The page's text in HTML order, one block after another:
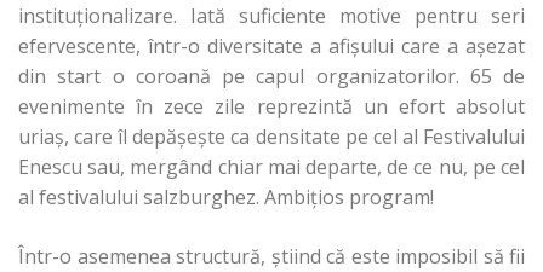
instituţionalizare. Iată suficiente motive pentru seri
efervescente, într-o diversitate a afişului care a aşezat
din start o coroană pe capul organizatorilor. 65 de
evenimente în zece zile reprezintă un efort absolut
uriaş, care îl depăşeşte ca densitate pe cel al Festivalului
Enescu sau, mergând chiar mai departe, de ce nu, pe cel
al festivalului salzburghez. Ambiţios program!
Într-o asemenea structură, ştiind că este imposibil să fii